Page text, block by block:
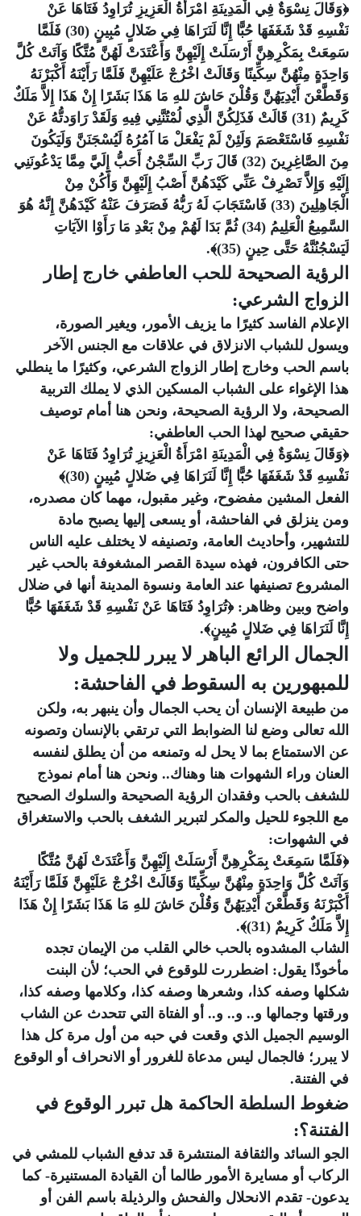
﴿وَقَالَ نِسْوَةٌ فِي الْمَدِينَةِ امْرَأَةُ الْعَزِيزِ تُرَاوِدُ فَتَاهَا عَنْ
نَفْسِهِ قَدْ شَغَفَهَا حُبًّا إِنَّا لَنَرَاهَا فِي ضَلالٍ مُبِينٍ (30) فَلَمَّا
سَمِعَتْ بِمَكْرِهِنَّ أَرْسَلَتْ إِلَيْهِنَّ وَأَعْتَدَتْ لَهُنَّ مُتَّكًَا وَآتَتْ كُلَّ
وَاحِدَةٍ مِنْهُنَّ سِكِّينًا وَقَالَتْ اخْرُجْ عَلَيْهِنَّ فَلَمَّا رَأَيْنَهُ أَكْبَرْنَهُ
وَقَطَّعْنَ أَيْدِيَهُنَّ وَقُلْنَ حَاشَ للهِ مَا هَذَا بَشَرًا إِنْ هَذَا إِلاَّ مَلَكٌ
كَرِيمٌ (31) قَالَتْ فَذَلِكُنَّ الَّذِي لُمْتُنَّنِي فِيهِ وَلَقَدْ رَاوَدتُّهُ عَنْ
نَفْسِهِ فَاسْتَعْصَمَ وَلَئِنْ لَمْ يَفْعَلْ مَا آمُرُهُ لَيُسْجَنَنَّ وَلَيَكُونَ
مِنَ الصَّاغِرِينَ (32) قَالَ رَبِّ السِّجْنُ أَحَبُّ إِلَيَّ مِمَّا يَدْعُونَنِي
إِلَيْهِ وَإِلاَّ تَصْرِفْ عَنِّي كَيْدَهُنَّ أَصْبُ إِلَيْهِنَّ وَأَكُنْ مِنْ
الْجَاهِلِينَ (33) فَاسْتَجَابَ لَهُ رَبُّهُ فَصَرَفَ عَنْهُ كَيْدَهُنَّ إِنَّهُ هُوَ
السَّمِيعُ الْعَلِيمُ (34) ثُمَّ بَدَا لَهُمْ مِنْ بَعْدِ مَا رَأَوْا الآيَاتِ
لَيَسْجُنُنَّهُ حَتَّى حِينٍ (35)﴾.
الرؤية الصحيحة للحب العاطفي خارج إطار
الزواج الشرعي:
الإعلام الفاسد كثيرًا ما يزيف الأمور، ويغير الصورة،
ويسول للشباب الانزلاق في علاقات مع الجنس الآخر
باسم الحب وخارج إطار الزواج الشرعي، وكثيرًا ما ينطلي
هذا الإغواء على الشباب المسكين الذي لا يملك التربية
الصحيحة، ولا الرؤية الصحيحة، ونحن هنا أمام توصيف
حقيقي صحيح لهذا الحب العاطفي:
﴿وَقَالَ نِسْوَةٌ فِي الْمَدِينَةِ امْرَأَةُ الْعَزِيزِ تُرَاوِدُ فَتَاهَا عَنْ
نَفْسِهِ قَدْ شَغَفَهَا حُبًّا إِنَّا لَنَرَاهَا فِي ضَلالٍ مُبِينٍ (30)﴾
الفعل المشين مفضوح، وغير مقبول، مهما كان مصدره،
ومن ينزلق في الفاحشة، أو يسعى إليها يصبح مادة
للتشهير، وأحاديث العامة، وتصنيفه لا يختلف عليه الناس
حتى الكافرون، فهذه سيدة القصر المشغوفة بالحب غير
المشروع تصنيفها عند العامة ونسوة المدينة أنها في ضلال
واضح وبين وظاهر: ﴿تُرَاوِدُ فَتَاهَا عَنْ نَفْسِهِ قَدْ شَغَفَهَا حُبًّا
إِنَّا لَنَرَاهَا فِي ضَلالٍ مُبِينٍ﴾.
الجمال الرائع الباهر لا يبرر للجميل ولا
للمبهورين به السقوط في الفاحشة:
من طبيعة الإنسان أن يحب الجمال وأن ينبهر به، ولكن
الله تعالى وضع لنا الضوابط التي ترتقي بالإنسان وتصونه
عن الاستمتاع بما لا يحل له وتمنعه من أن يطلق لنفسه
العنان وراء الشهوات هنا وهناك.. ونحن هنا أمام نموذج
للشغف بالحب وفقدان الرؤية الصحيحة والسلوك الصحيح
مع اللجوء للحيل والمكر لتبرير الشغف بالحب والاستغراق
في الشهوات:
﴿فَلَمَّا سَمِعَتْ بِمَكْرِهِنَّ أَرْسَلَتْ إِلَيْهِنَّ وَأَعْتَدَتْ لَهُنَّ مُتَّكًَا
وَآتَتْ كُلَّ وَاحِدَةٍ مِنْهُنَّ سِكِّينًا وَقَالَتْ اخْرُجْ عَلَيْهِنَّ فَلَمَّا رَأَيْنَهُ
أَكْبَرْنَهُ وَقَطَّعْنَ أَيْدِيَهُنَّ وَقُلْنَ حَاشَ للهِ مَا هَذَا بَشَرًا إِنْ هَذَا
إِلاَّ مَلَكٌ كَرِيمٌ (31)﴾.
الشاب المشدوه بالحب خالي القلب من الإيمان تجده
مأخوذًا يقول: اضطررت للوقوع في الحب؛ لأن البنت
شكلها وصفه كذا، وشعرها وصفه كذا، وكلامها وصفه كذا،
ورقتها وجمالها و.. و.. و.. أو الفتاة التي تتحدث عن الشاب
الوسيم الجميل الذي وقعت في حبه من أول مرة كل هذا
لا يبرر؛ فالجمال ليس مدعاة للغرور أو الانحراف أو الوقوع
في الفتنة.
ضغوط السلطة الحاكمة هل تبرر الوقوع في
الفتنة؟:
الجو السائد والثقافة المنتشرة قد تدفع الشباب للمشي في
الركاب أو مسايرة الأمور طالما أن القيادة المستنيرة- كما
يدعون- تقدم الانحلال والفحش والرذيلة باسم الفن أو